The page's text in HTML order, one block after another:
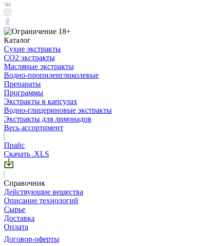
Каталог
Сухие экстракты
CO2 экстракты
Масляные экстракты
Водно-пропиленгликолевые
Препараты
Программы
Экстракты в капсулах
Водно-глицериновые экстракты
Экстракты для лимонадов
Весь ассортимент
Прайс
Скачать .XLS
Справочник
Действующие вещества
Описание технологий
Сырье
Доставка
Оплата
Договор-оферты